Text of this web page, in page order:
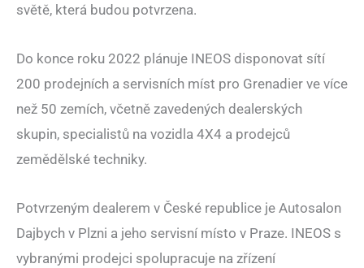
světě, která budou potvrzena.
Do konce roku 2022 plánuje INEOS disponovat sítí
200 prodejních a servisních míst pro Grenadier ve více
než 50 zemích, včetně zavedených dealerských
skupin, specialistů na vozidla 4X4 a prodejců
zemědělské techniky.
Potvrzeným dealerem v České republice je Autosalon
Dajbych v Plzni a jeho servisní místo v Praze. INEOS s
vybranými prodejci spolupracuje na zřízení